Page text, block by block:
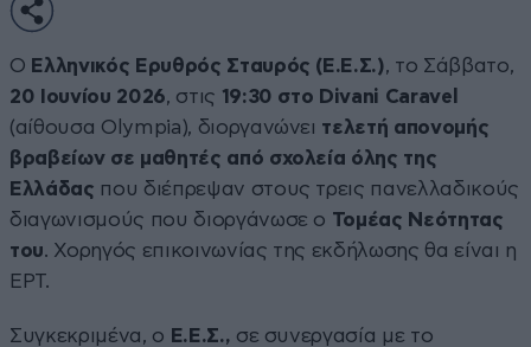
Ο Ελληνικός Ερυθρός Σταυρός (Ε.Ε.Σ.), το Σάββατο,
20 Ιουνίου 2026, στις 19:30 στο Divani Caravel
(αίθουσα Olympia), διοργανώνει τελετή απονομής
βραβείων σε μαθητές από σχολεία όλης της
Ελλάδας που διέπρεψαν στους τρεις πανελλαδικούς
διαγωνισμούς που διοργάνωσε ο Τομέας Νεότητας
του. Χορηγός επικοινωνίας της εκδήλωσης θα είναι η
ΕΡΤ.
Συγκεκριμένα, ο Ε.Ε.Σ., σε συνεργασία με το